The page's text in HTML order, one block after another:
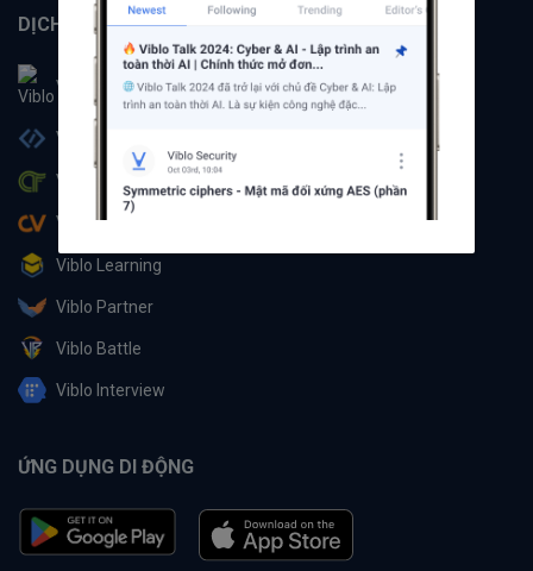
DỊCH VỤ
Viblo
Viblo Code
Viblo CTF
Viblo CV
Viblo Learning
Viblo Partner
Viblo Battle
Viblo Interview
ỨNG DỤNG DI ĐỘNG